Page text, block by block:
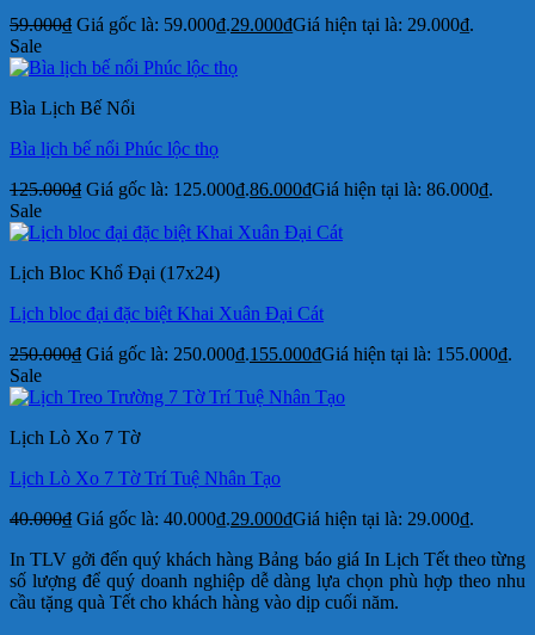
59.000₫ Giá gốc là: 59.000₫.29.000₫Giá hiện tại là: 29.000₫.
Sale
Bìa Lịch Bế Nổi
Bìa lịch bế nổi Phúc lộc thọ
125.000₫ Giá gốc là: 125.000₫.86.000₫Giá hiện tại là: 86.000₫.
Sale
Lịch Bloc Khổ Đại (17x24)
Lịch bloc đại đặc biệt Khai Xuân Đại Cát
250.000₫ Giá gốc là: 250.000₫.155.000₫Giá hiện tại là: 155.000₫.
Sale
Lịch Lò Xo 7 Tờ
Lịch Lò Xo 7 Tờ Trí Tuệ Nhân Tạo
40.000₫ Giá gốc là: 40.000₫.29.000₫Giá hiện tại là: 29.000₫.
In TLV gởi đến quý khách hàng Bảng báo giá In Lịch Tết theo từng
số lượng để quý doanh nghiệp dễ dàng lựa chọn phù hợp theo nhu
cầu tặng quà Tết cho khách hàng vào dịp cuối năm.